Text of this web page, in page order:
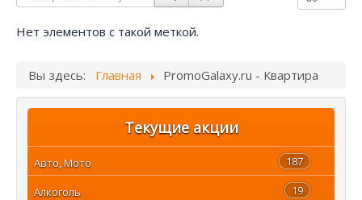
Нет элементов с такой меткой.
Вы здесь: Главная PromoGalaxy.ru - Квартира
Текущие акции
187
Авто, Мото
19
Алкоголь